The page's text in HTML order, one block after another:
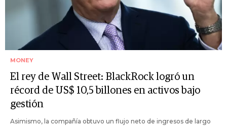
MONEY
El rey de Wall Street: BlackRock logró un
récord de US$ 10,5 billones en activos bajo
gestión
Asimismo, la compañía obtuvo un flujo neto de ingresos de largo